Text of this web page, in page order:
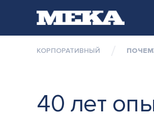
КОРПОРАТИВНЫЙ
40 лет